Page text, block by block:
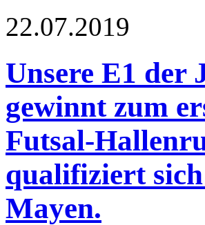
22.07.2019
Unsere E1 der
gewinnt zum
Futsal-
qualifiziert
Mayen.